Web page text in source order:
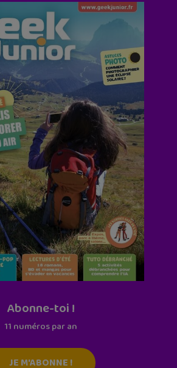
Abonne-toi !
11 numéros par an
JE M'ABONNE !